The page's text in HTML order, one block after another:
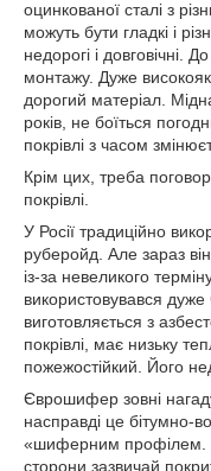
оцинкованої сталі з
можуть бути гладкі і
недорогі і довговічні.
монтажу. Дуже
дорогий матеріал.
років, не боїться
покрівлі з часом
Крім цих, треба
покрівлі.
У Росії традиційно
руберойд. Але зараз
із-за невеликого
використовувався дуже
виготовляється з
покрівлі, має низьку
пожежостійкий. Його
Єврошифер зовні
насправді це бітумно-
«шиферним профілем.
сторони зазвичай